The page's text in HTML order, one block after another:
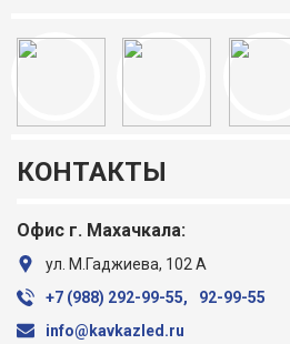
КОНТАКТЫ
Офис г. Махачкала:
ул. М.Гаджиева, 102 А
+7 (988) ‎292-99-55,
92-99-55
info@kavkazled.ru